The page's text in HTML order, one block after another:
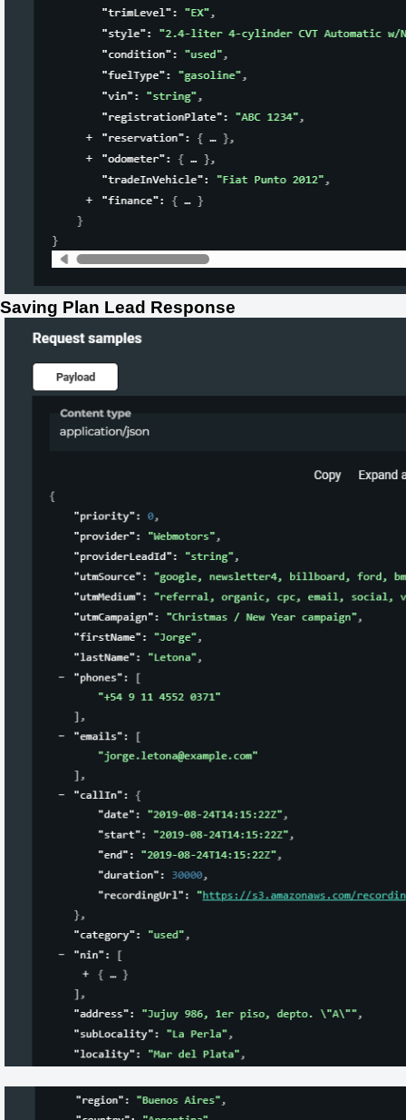
Saving Plan Lead Response